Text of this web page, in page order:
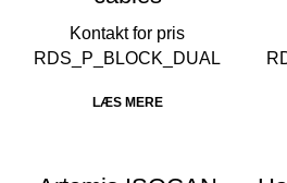
RDS_P_BLOCK_DUAL
LÆS MERE